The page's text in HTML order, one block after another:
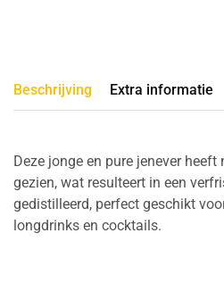
Beschrijving Extra informatie
Deze jonge en pure jenever
gezien, wat resulteert in een
gedistilleerd, perfect geschikt
longdrinks en cocktails.